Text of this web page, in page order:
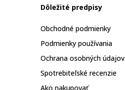
Dôležité predpisy
Obchodné podmienky
Podmienky používania
Ochrana osobných údajov
Spotrebiteľské recenzie
Ako nakupovať